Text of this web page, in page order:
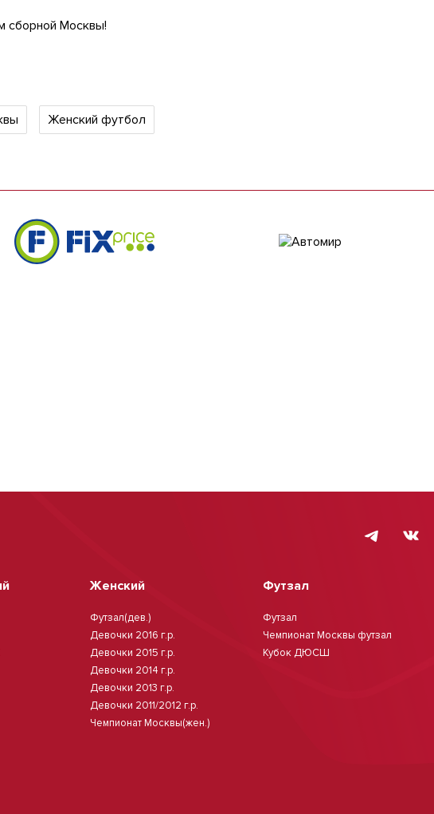
сборной Москвы!
Женский футбол
Женский
Футзал(дев.)
Девочки 2016 г.р.
Девочки 2015 г.р.
Девочки 2014 г.р.
Девочки 2013 г.р.
Девочки 2011/2012 г.р.
Чемпионат Москвы(жен.)
Футзал
Футзал
Чемпионат Москвы футзал
Кубок ДЮСШ